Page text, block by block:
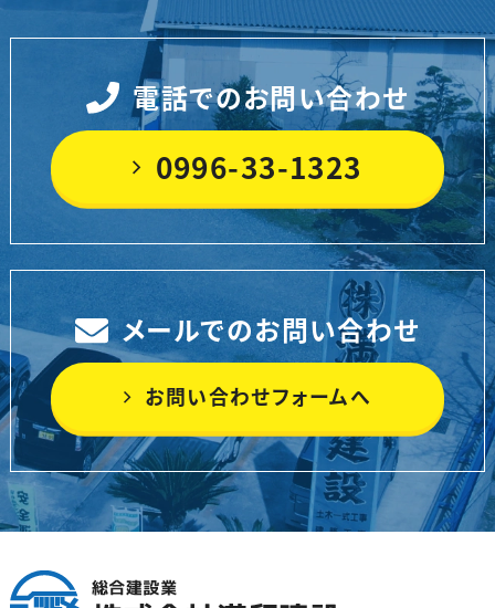
電話でのお問い合わせ
0996-33-1323
メールでのお問い合わせ
お問い合わせフォームへ